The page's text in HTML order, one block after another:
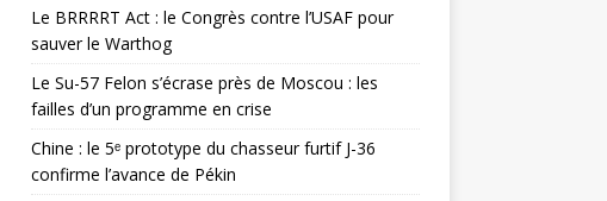
Le BRRRRT Act : le Congrès contre l’USAF pour
sauver le Warthog
Le Su-57 Felon s’écrase près de Moscou : les
failles d’un programme en crise
Chine : le 5ᵉ prototype du chasseur furtif J-36
confirme l’avance de Pékin